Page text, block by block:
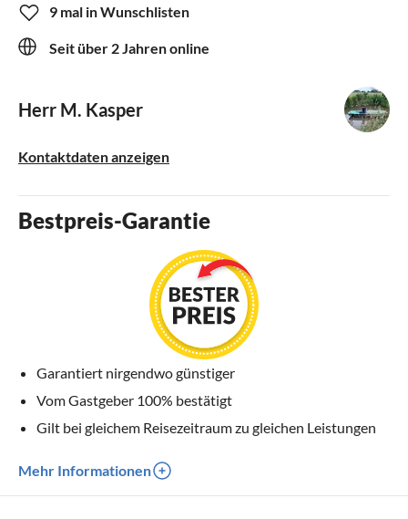
9 mal in Wunschlisten
Seit über 2 Jahren online
Herr M. Kasper
Kontaktdaten anzeigen
Bestpreis-Garantie
Garantiert nirgendwo günstiger
Vom Gastgeber 100% bestätigt
Gilt bei gleichem Reisezeitraum zu gleichen Leistungen
Mehr Informationen